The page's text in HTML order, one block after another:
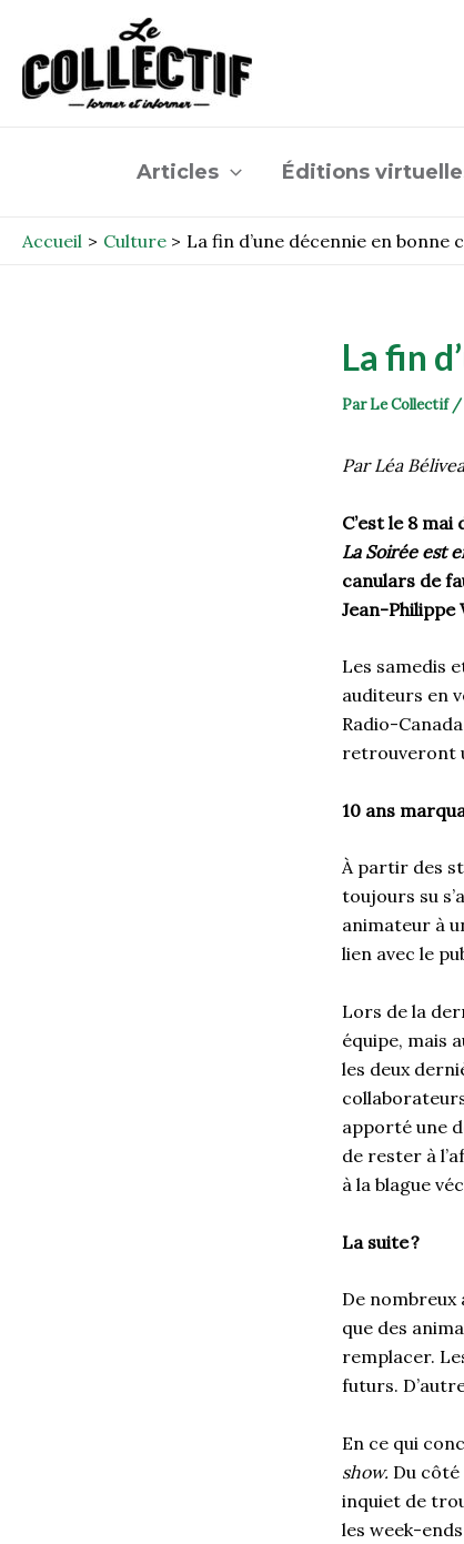
contenu
Articles Éditions
Accueil Culture La fin d’une décennie en bonne
La fin
ParLe Collectif /
Par Léa
C’est le 8
La Soirée est
canulars de
Jean-Philippe
Les samedis
auditeurs en
Radio-
retrouveront
10 ans
À partir des
toujours su
animateur à
lien avec le
Lors de la
équipe, mais
les deux
apporté une
de rester à
à la blague
La suite?
De nombreux
que des
remplacer.
futurs.
En ce qui
show. Du côté
inquiet de
les week-